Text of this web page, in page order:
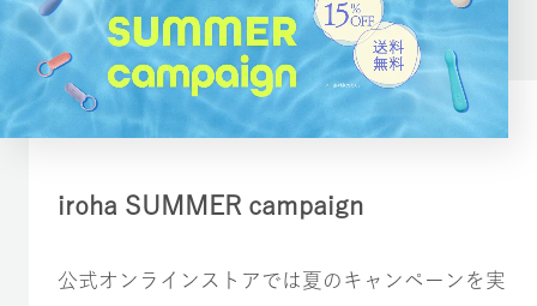
iroha SUMMER campaign
公式オンラインストアでは夏のキャンペーンを実